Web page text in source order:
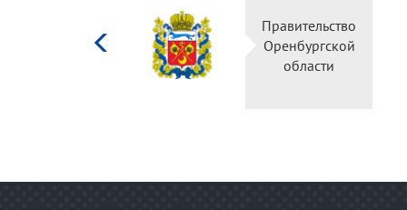
Правительство
Оренбургской
области